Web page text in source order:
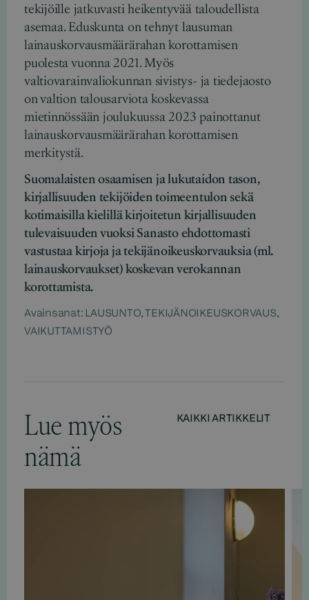
tekijöille jatkuvasti heikentyvää taloudellista
asemaa. Eduskunta on tehnyt lausuman
lainauskorvausmäärärahan korottamisen
puolesta vuonna 2021. Myös
valtiovarainvaliokunnan sivistys- ja tiedejaosto
on valtion talousarviota koskevassa
mietinnössään joulukuussa 2023 painottanut
lainauskorvausmäärärahan korottamisen
merkitystä.
Suomalaisten osaamisen ja lukutaidon tason,
kirjallisuuden tekijöiden toimeentulon sekä
kotimaisilla kielillä kirjoitetun kirjallisuuden
tulevaisuuden vuoksi Sanasto ehdottomasti
vastustaa kirjoja ja tekijänoikeuskorvauksia (ml.
lainauskorvaukset) koskevan verokannan
korottamista.
Avainsanat: LAUSUNTO,TEKIJÄNOIKEUSKORVAUS,
VAIKUTTAMISTYÖ
Lue myös
nämä
KAIKKI ARTIKKELIT